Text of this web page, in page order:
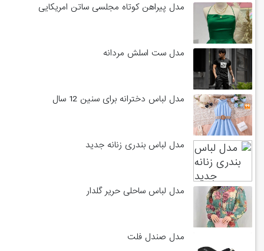
مدل پیراهن کوتاه مجلسی ساتن امریکایی
مدل ست اسلش مردانه
مدل لباس دخترانه برای سنین 12 سال
مدل لباس بندری زنانه جدید
مدل لباس ساحلی حریر گلدار
مدل صندل فلت